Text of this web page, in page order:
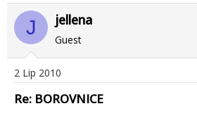
J jellena
Guest
2 Lip 2010
Re: BOROVNICE